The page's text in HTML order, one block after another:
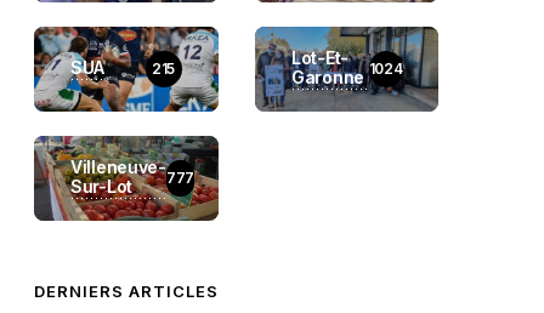
SUA 215
Lot-Et-
Garonne 1024
Villeneuve-
Sur-Lot
777
DERNIERS ARTICLES